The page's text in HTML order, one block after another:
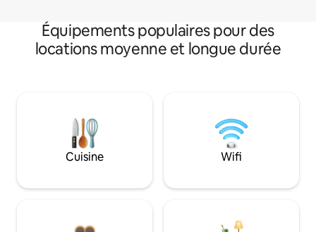
Équipements populaires pour des
locations moyenne et longue durée
Cuisine Wifi